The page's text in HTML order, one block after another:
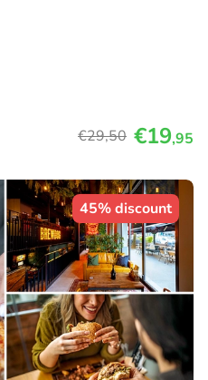
€29,50 €19,95
45% discount